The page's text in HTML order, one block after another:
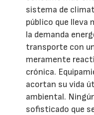
sistema de
público que lleva
la demanda
transporte con
meramente
crónica.
acortan su vida
ambiental.
sofisticado que